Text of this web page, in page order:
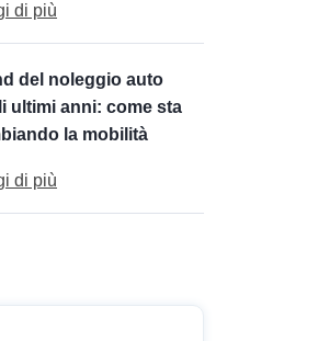
di più
del noleggio auto
ultimi anni: come sta
la mobilità
di più